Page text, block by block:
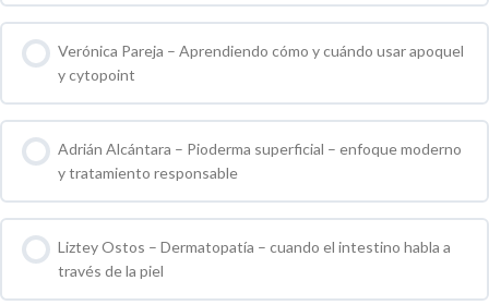
0 % COMPLETO 0 / 0 pasos
Verónica Pareja – Aprendiendo cómo y cuándo usar apoquel
y cytopoint
0 % COMPLETO 0 / 0 pasos
Adrián Alcántara – Pioderma superficial – enfoque moderno
y tratamiento responsable
0 % COMPLETO 0 / 0 pasos
Liztey Ostos – Dermatopatía – cuando el intestino habla a
través de la piel